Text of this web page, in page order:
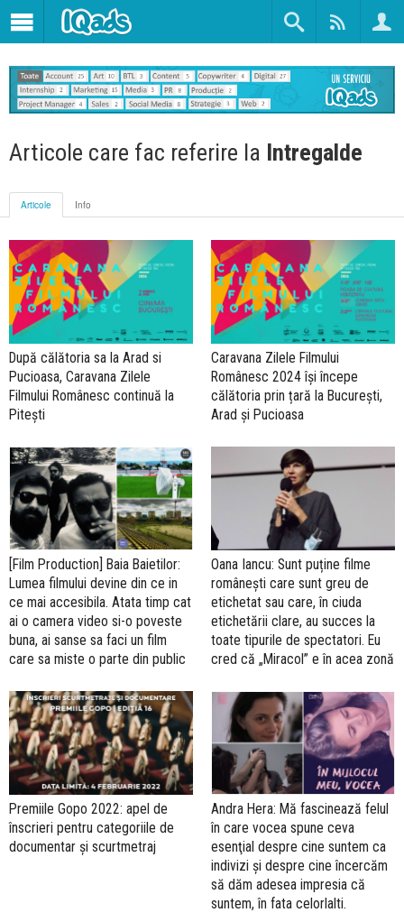
Articole care fac referire la Intregalde
Articole Info
După călătoria sa la Arad si
Pucioasa, Caravana Zilele
Filmului Românesc continuă la
Pitești
Caravana Zilele Filmului
Românesc 2024 își începe
călătoria prin țară la București,
Arad și Pucioasa
[Film Production] Baia Baietilor:
Lumea filmului devine din ce in
ce mai accesibila. Atata timp cat
ai o camera video si-o poveste
buna, ai sanse sa faci un film
care sa miste o parte din public
Oana Iancu: Sunt puține filme
românești care sunt greu de
etichetat sau care, în ciuda
etichetării clare, au succes la
toate tipurile de spectatori. Eu
cred că „Miracol” e în acea zonă
Premiile Gopo 2022: apel de
înscrieri pentru categoriile de
documentar și scurtmetraj
Andra Hera: Mă fascinează felul
în care vocea spune ceva
esenţial despre cine suntem ca
indivizi şi despre cine încercăm
să dăm adesea impresia că
suntem, în fata celorlalti.